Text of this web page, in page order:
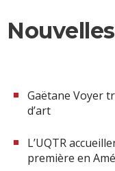
Nouvelles
Gaëtane Voyer
d’art
L’UQTR
première en